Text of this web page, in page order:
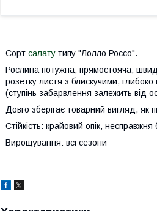
Сорт салату типу "Лолло Россо".
Рослина потужна, прямостояча,
розетку листя з блискучими,
(ступінь забарвлення залежить від
Довго зберігає товарний вигляд, як
Стійкість: крайовий опік,
Вирощування: всі сезони